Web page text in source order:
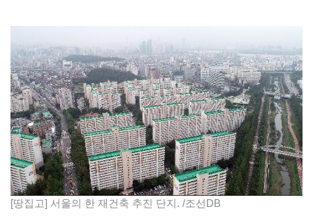
[땅집고] 서울의 한 재건축 추진 단지. /조선DB